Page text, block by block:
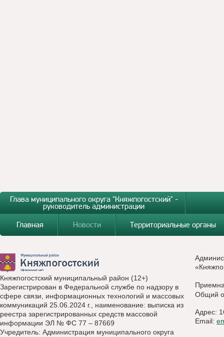
Глава муниципального округа "Княжпогостский" -
руководитель администрации
Главная
Новости Территориальные органы
Княжпогостский муниципальный район (12+)
Зарегистрирован в Федеральной службе по надзору в
сфере связи, информационных технологий и массовых
коммуникаций 25.06.2024 г., наименование: выписка из
реестра зарегистрированных средств массовой
информации ЭЛ № ФС 77 – 87669
Учредитель: Администрация муниципального округа
Общий
Адрес:
Email: